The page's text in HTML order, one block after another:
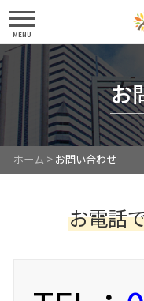
MENU
お
ホーム > お問い合わせ
お電話